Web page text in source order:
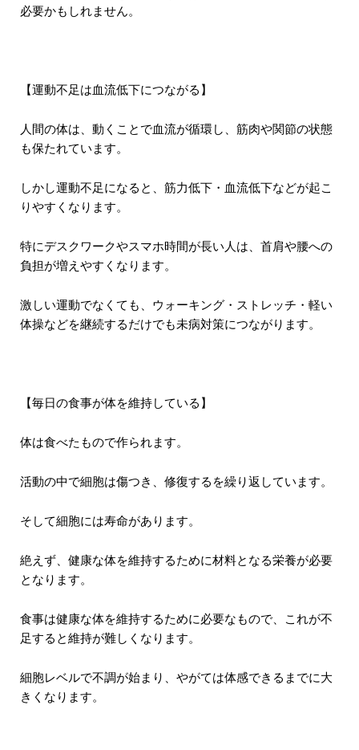
必要かもしれません。
【運動不足は血流低下につながる】
人間の体は、動くことで血流が循環し、筋肉や関節の状態
も保たれています。
しかし運動不足になると、筋力低下・血流低下などが起こ
りやすくなります。
特にデスクワークやスマホ時間が長い人は、首肩や腰への
負担が増えやすくなります。
激しい運動でなくても、ウォーキング・ストレッチ・軽い
体操などを継続するだけでも未病対策につながります。
【毎日の食事が体を維持している】
体は食べたもので作られます。
活動の中で細胞は傷つき、修復するを繰り返しています。
そして細胞には寿命があります。
絶えず、健康な体を維持するために材料となる栄養が必要
となります。
食事は健康な体を維持するために必要なもので、これが不
足すると維持が難しくなります。
細胞レベルで不調が始まり、やがては体感できるまでに大
きくなります。